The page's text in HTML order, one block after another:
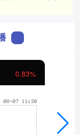
0.83%